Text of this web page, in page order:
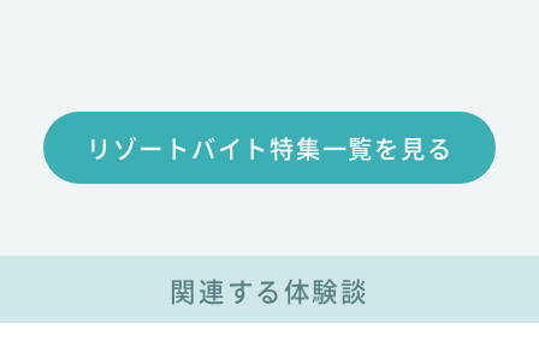
リゾートバイト特集一覧を見る
関連する体験談